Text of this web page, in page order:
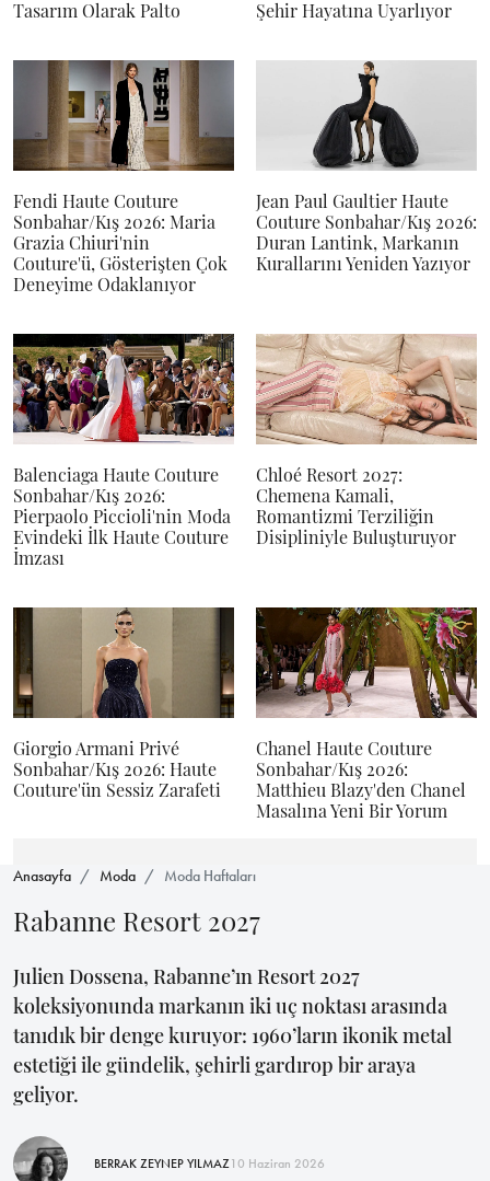
Tasarım Olarak Palto
Şehir Hayatına Uyarlıyor
Fendi Haute Couture
Sonbahar/Kış 2026: Maria
Grazia Chiuri'nin
Couture'ü, Gösterişten Çok
Deneyime Odaklanıyor
Jean Paul Gaultier Haute
Couture Sonbahar/Kış 2026:
Duran Lantink, Markanın
Kurallarını Yeniden Yazıyor
Balenciaga Haute Couture
Sonbahar/Kış 2026:
Pierpaolo Piccioli'nin Moda
Evindeki İlk Haute Couture
İmzası
Chloé Resort 2027:
Chemena Kamali,
Romantizmi Terziliğin
Disipliniyle Buluşturuyor
Giorgio Armani Privé
Sonbahar/Kış 2026: Haute
Couture'ün Sessiz Zarafeti
Chanel Haute Couture
Sonbahar/Kış 2026:
Matthieu Blazy'den Chanel
Masalına Yeni Bir Yorum
Anasayfa Moda Moda Haftaları
Rabanne Resort 2027
Julien Dossena, Rabanne’ın Resort 2027
koleksiyonunda markanın iki uç noktası arasında
tanıdık bir denge kuruyor: 1960’ların ikonik metal
estetiği ile gündelik, şehirli gardırop bir araya
geliyor.
BERRAK ZEYNEP YILMAZ10 Haziran 2026